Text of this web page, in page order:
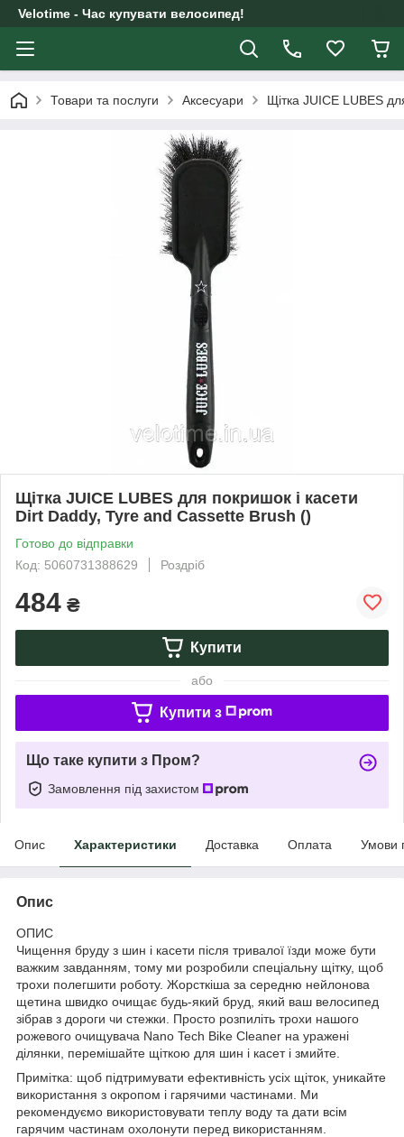
Velotime - Час купувати велосипед!
Товари та послуги Аксесуари Щітка JUICE LUBES
Щітка JUICE LUBES для покришок і касети
Dirt Daddy, Tyre and Cassette Brush ()
Готово до відправки
Код: 5060731388629
Роздріб
484 ₴
Купити
або
Купити з
Що таке купити з Пром?
Замовлення під захистом
Опис Характеристики Доставка Оплата Умови
Опис
ОПИС
Чищення бруду з шин і касети після тривалої їзди може бути
важким завданням, тому ми розробили спеціальну щітку, щоб
трохи полегшити роботу. Жорсткіша за середню нейлонова
щетина швидко очищає будь-який бруд, який ваш велосипед
зібрав з дороги чи стежки. Просто розпиліть трохи нашого
рожевого очищувача Nano Tech Bike Cleaner на уражені
ділянки, перемішайте щіткою для шин і касет і змийте.
Примітка: щоб підтримувати ефективність усіх щіток, уникайте
використання з окропом і гарячими частинами. Ми
рекомендуємо використовувати теплу воду та дати всім
гарячим частинам охолонути перед використанням.